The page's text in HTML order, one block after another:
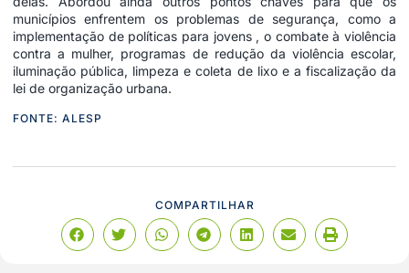
municípios enfrentem os problemas de segurança, como a
implementação de políticas para jovens , o combate à violência
contra a mulher, programas de redução da violência escolar,
iluminação pública, limpeza e coleta de lixo e a fiscalização da
lei de organização urbana.
FONTE: ALESP
COMPARTILHAR